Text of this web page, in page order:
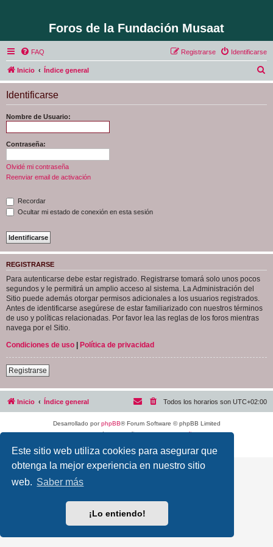
Este sitio web utiliza cookies para asegurar que
obtenga la mejor experiencia en nuestro sitio
web. Saber más
¡Lo entiendo!
Foros de la Fundación Musaat
FAQ Identificarse
Registrarse
Inicio Índice general
u
Identificarse
Nombre de Usuario:
Contraseña:
Olvidé mi contraseña
Reenviar email de activación
Recordar
Ocultar mi estado de conexión en esta sesión
REGISTRARSE
Para autenticarse debe estar registrado. Registrarse tomará solo unos pocos
segundos y le permitirá un amplio acceso al sistema. La Administración del
Sitio puede además otorgar permisos adicionales a los usuarios registrados.
Antes de identificarse asegúrese de estar familiarizado con nuestros términos
de uso y políticas relacionadas. Por favor lea las reglas de los foros mientras
navega por el Sitio.
Condiciones de uso | Política de privacidad
Registrarse
Inicio Índice general Todos los horarios son UTC+02:00
Desarrollado porphpBB® Forum Software © phpBB Limited
Traducción al español porphpBB España